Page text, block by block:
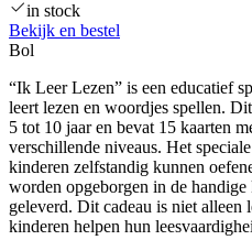
in stock
Bekijk en bestel
Bol
“Ik Leer Lezen” is een educatief
leert lezen en woordjes spellen.
5 tot 10 jaar en bevat 15 kaarten
verschillende niveaus. Het
kinderen zelfstandig kunnen
worden opgeborgen in de
geleverd. Dit cadeau is niet alleen
kinderen helpen hun